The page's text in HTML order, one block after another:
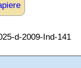
d-2009-Ind-141